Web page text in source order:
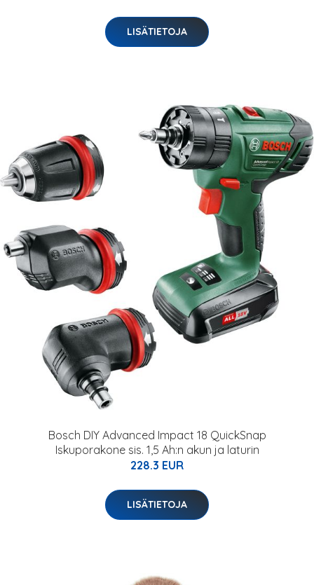
LISÄTIETOJA
Bosch DIY Advanced Impact 18 QuickSnap
Iskuporakone sis. 1,5 Ah:n akun ja laturin
228.3 EUR
LISÄTIETOJA